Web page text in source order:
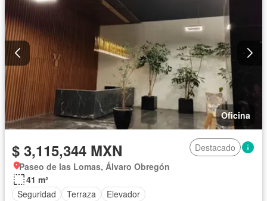
Oficina
$ 3,115,344 MXN
Destacado
Paseo de las Lomas, Álvaro Obregón
41 m²
Seguridad
Terraza
Elevador